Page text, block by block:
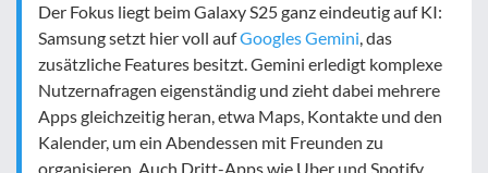
Der Fokus liegt beim Galaxy S25 ganz eindeutig auf KI:
Samsung setzt hier voll aufGoogles Gemini, das
zusätzliche Features besitzt. Gemini erledigt komplexe
Nutzernafragen eigenständig und zieht dabei mehrere
Apps gleichzeitig heran, etwa Maps, Kontakte und den
Kalender, um ein Abendessen mit Freunden zu
organisieren. Auch Dritt-Apps wie Uber und Spotify